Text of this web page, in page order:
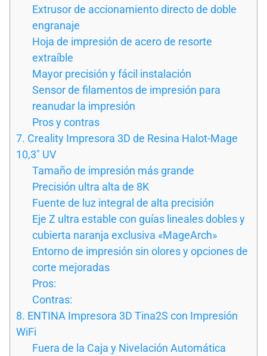
Extrusor de accionamiento directo de doble
engranaje
Hoja de impresión de acero de resorte
extraíble
Mayor precisión y fácil instalación
Sensor de filamentos de impresión para
reanudar la impresión
Pros y contras
7. Creality Impresora 3D de Resina Halot-Mage
10,3″ UV
Tamaño de impresión más grande
Precisión ultra alta de 8K
Fuente de luz integral de alta precisión
Eje Z ultra estable con guías lineales dobles y
cubierta naranja exclusiva «MageArch»
Entorno de impresión sin olores y opciones de
corte mejoradas
Pros:
Contras:
8. ENTINA Impresora 3D Tina2S con Impresión
WiFi
Fuera de la Caja y Nivelación Automática